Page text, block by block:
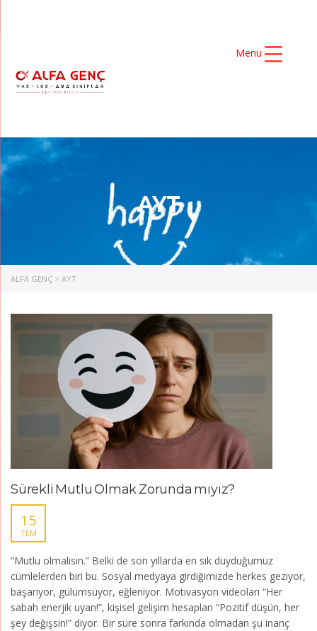
Menü
AYT
ALFA GENÇ > AYT
Sürekli Mutlu Olmak Zorunda mıyız?
15
TEM
“Mutlu olmalısın.” Belki de son yıllarda en sık duyduğumuz
cümlelerden biri bu. Sosyal medyaya girdiğimizde herkes geziyor,
başarıyor, gülümsüyor, eğleniyor. Motivasyon videoları “Her
sabah enerjik uyan!”, kişisel gelişim hesapları “Pozitif düşün, her
şey değişsin!” diyor. Bir süre sonra farkında olmadan şu inanç